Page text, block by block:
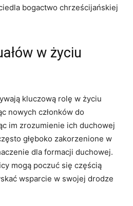
bogactwo chrześcijańskiej⁢
w życiu
​kluczową rolę w życiu
nowych⁤ członków do
im⁣ zrozumienie ich duchowej
głęboko ‍zakorzenione w
​dla formacji duchowej.
⁢mogą poczuć się częścią
wsparcie w swojej drodze